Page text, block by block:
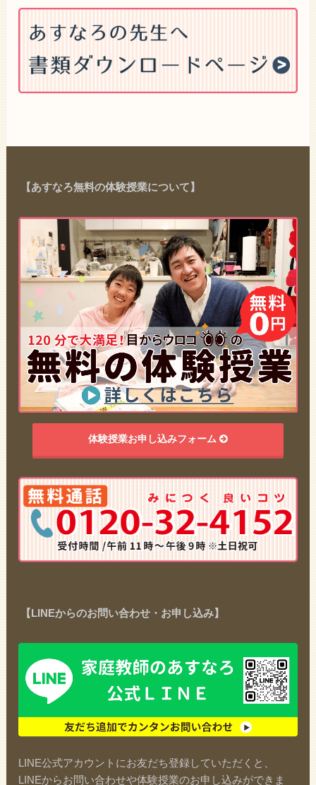
【あすなろ無料の体験授業について】
体験授業お申し込みフォーム
【LINEからのお問い合わせ・お申し込み】
LINE公式アカウントにお友だち登録していただくと、
LINEからお問い合わせや体験授業のお申し込みができま